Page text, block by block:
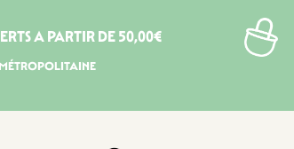
A PARTIR DE 50,00€